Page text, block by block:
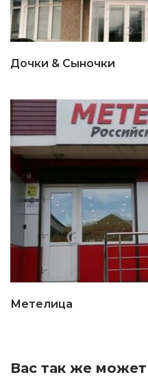
Дочки & Сыночки
Метелица
Вас так же может